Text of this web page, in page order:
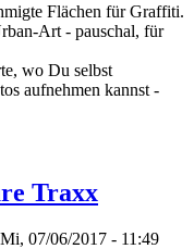
Flächen für Graffiti.
Art - pauschal, für
wo Du selbst
aufnehmen kannst -
Traxx
07/06/2017 - 11:49